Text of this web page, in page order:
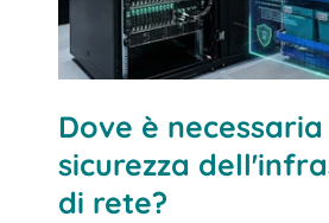
Dove è
sicurezza
di rete?